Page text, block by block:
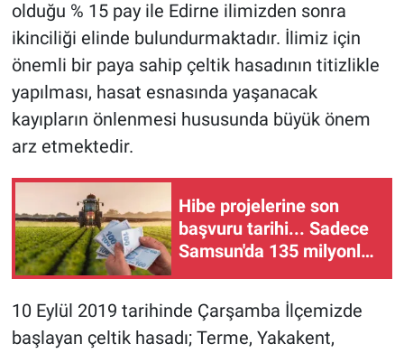
olduğu % 15 pay ile Edirne ilimizden sonra
ikinciliği elinde bulundurmaktadır. İlimiz için
önemli bir paya sahip çeltik hasadının titizlikle
yapılması, hasat esnasında yaşanacak
kayıpların önlenmesi hususunda büyük önem
arz etmektedir.
Hibe projelerine son
başvuru tarihi... Sadece
Samsun'da 135 milyonluk
hibe destek ödemesi...
10 Eylül 2019 tarihinde Çarşamba İlçemizde
başlayan çeltik hasadı; Terme, Yakakent,